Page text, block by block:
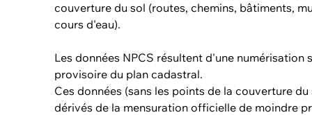
couverture du sol (routes, chemins, bâtiments,
cours d'eau).
Les données NPCS résultent d'une numérisation
provisoire du plan cadastral.
Ces données (sans les points de la couverture
dérivés de la mensuration officielle de moindre